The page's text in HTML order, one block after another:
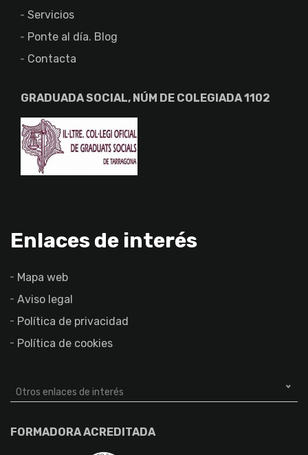
Servicios
Ponte al día. Blog
Contacta
GRADUADA SOCIAL, NÚM DE COLEGIADA 1102
Enlaces de interés
Mapa web
Aviso legal
Política de privacidad
Política de cookies
Otros enlaces de interés
FORMADORA ACREDITADA